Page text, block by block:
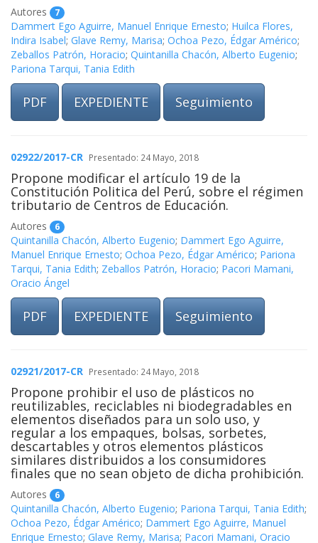
Autores 7
Dammert Ego Aguirre, Manuel Enrique Ernesto; Huilca Flores,
Indira Isabel; Glave Remy, Marisa; Ochoa Pezo, Édgar Américo;
Zeballos Patrón, Horacio; Quintanilla Chacón, Alberto Eugenio;
Pariona Tarqui, Tania Edith
PDF EXPEDIENTE Seguimiento
02922/2017-CR Presentado: 24 Mayo, 2018
Propone modificar el artículo 19 de la
Constitución Politica del Perú, sobre el régimen
tributario de Centros de Educación.
Autores 6
Quintanilla Chacón, Alberto Eugenio; Dammert Ego Aguirre,
Manuel Enrique Ernesto; Ochoa Pezo, Édgar Américo; Pariona
Tarqui, Tania Edith; Zeballos Patrón, Horacio; Pacori Mamani,
Oracio Ángel
PDF EXPEDIENTE Seguimiento
02921/2017-CR Presentado: 24 Mayo, 2018
Propone prohibir el uso de plásticos no
reutilizables, reciclables ni biodegradables en
elementos diseñados para un solo uso, y
regular a los empaques, bolsas, sorbetes,
descartables y otros elementos plásticos
similares distribuidos a los consumidores
finales que no sean objeto de dicha prohibición.
Autores 6
Quintanilla Chacón, Alberto Eugenio; Pariona Tarqui, Tania Edith;
Ochoa Pezo, Édgar Américo; Dammert Ego Aguirre, Manuel
Enrique Ernesto; Glave Remy, Marisa; Pacori Mamani, Oracio